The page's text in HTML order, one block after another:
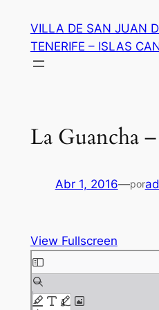
contenido
VILLA DE SAN JUAN
TENERIFE – ISLAS
La Guancha
Abr 1, 2016—por
View Fullscreen
Saltar
al
contenido